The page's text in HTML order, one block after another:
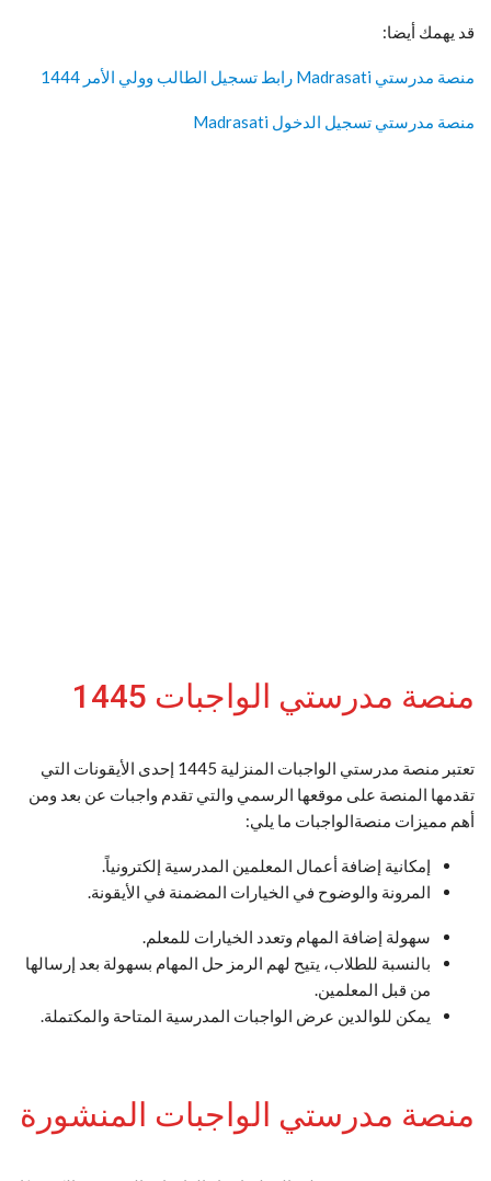
قد يهمك أيضا:
منصة مدرستي Madrasati رابط تسجيل الطالب وولي الأمر 1444
منصة مدرستي تسجيل الدخول Madrasati
منصة مدرستي الواجبات 1445
تعتبر منصة مدرستي الواجبات المنزلية 1445 إحدى الأيقونات التي
تقدمها المنصة على موقعها الرسمي والتي تقدم واجبات عن بعد ومن
أهم مميزات منصةالواجبات ما يلي:
إمكانية إضافة أعمال المعلمين المدرسية إلكترونياً.
المرونة والوضوح في الخيارات المضمنة في الأيقونة.
سهولة إضافة المهام وتعدد الخيارات للمعلم.
بالنسبة للطلاب، يتيح لهم الرمز حل المهام بسهولة بعد إرسالها
من قبل المعلمين.
يمكن للوالدين عرض الواجبات المدرسية المتاحة والمكتملة.
منصة مدرستي الواجبات المنشورة